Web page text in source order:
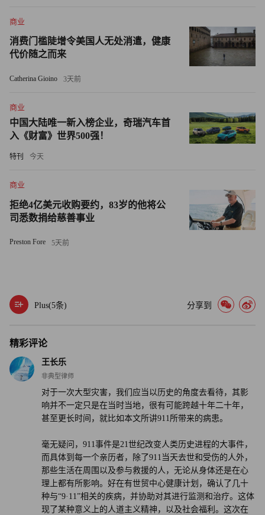
“早就应该实现人们的期盼，将子宫癌纳入68种被覆盖的癌
症清单。”迪雷克托说。“我想不出还有什么能够比
为‘9·11’事件中的女性提供医疗保健更有说服力，在过去20
后，大约有50万人——包括急救人员、普通工人和居民——
吸入有毒物质的时间长达数月。迪雷克托指出，人们暴露于
医学界现在确认可以干扰内分泌的化学物质中，例如苯，这
迪雷克托称：“将子宫癌纳入‘9·11’相关疾病清单是保护妇女
权利的一个重大胜利。”她还指出她所服务的客户不仅承受
着病痛，还因为支付医疗保健费用而面临“财务崩溃”。
己的生活。”
中心健康计划，提供她们在给定时间范围内出现在暴露区的
信息，以供确认其所患疾病与“9·11”有关。一旦获得批准，
她们就能够获得免费或二级医疗保健服务。
“我们知道，世贸中心健康计划的成员仍然面临着健康挑
风险中有关。”世贸中心健康计划的负责人、美国国家职业
安全与卫生研究所（National Institute for Occupational Safety
and Health）的主任约翰·霍华德博士在一份声明中说。
迪雷克托强调，受有毒物质影响的工人群体更广泛，也经常
商业
消费门槛陡增令美国人无处消遣，健康
代价随之而来
Catherina Gioino 3天前
商业
中国大陆唯一新入榜企业，奇瑞汽车首
入《财富》世界500强！
特刊 今天
商业
拒绝4亿美元收购要约，83岁的他将公
司悉数捐给慈善事业
Preston Fore 5天前
Plus(5条) 分享到
精彩评论
王长乐
非典型律师
对于一次大型灾害，我们应当以历史的角度去看待，其影
响并不一定只是在当时当地，很有可能跨越十年二十年，
甚至更长时间，就比如本文所讲911所带来的病患。
毫无疑问，911事件是21世纪改变人类历史进程的大事件，
而具体到每一个亲历者，除了911当天去世和受伤的人外，
那些生活在周围以及参与救援的人，无论从身体还是在心
理上都有所影响。好在有世贸中心健康计划，确认了几十
种与“9·11”相关的疾病，并协助对其进行监测和治疗。这体
现了某种意义上的人道主义精神，以及社会福利。这次在